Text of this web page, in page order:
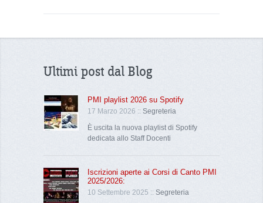
Ultimi post dal Blog
PMI playlist 2026 su Spotify
17 Marzo 2026 :: Segreteria
È uscita la nuova playlist di Spotify
dedicata allo Staff Docenti
Iscrizioni aperte ai Corsi di Canto PMI
2025/2026:
10 Settembre 2025 :: Segreteria